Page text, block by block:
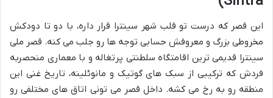
این قصر که درست تو قلب شهر سینترا قرار داره، با دو تا دودکش
مخروطی بزرگ و معروفش حسابی توجه ها رو جلب می کنه. قصر ملی
سینترا قدیمی ترین اقامتگاه سلطنتی پرتغاله و با معماری منحصربه
فردش که ترکیبی از سبک های گوتیک و مانوئلینه، تاریخ غنی این
منطقه رو به رخ می کشه. داخل قصر می تونی اتاق های مختلفی رو